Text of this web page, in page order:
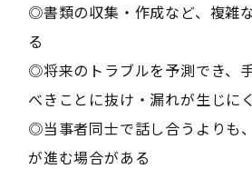
◎書類の収集・作成など、複雑
る
◎将来のトラブルを予測でき、
べきことに抜け・漏れが生じに
◎当事者同士で話し合うよりも
が進む場合がある